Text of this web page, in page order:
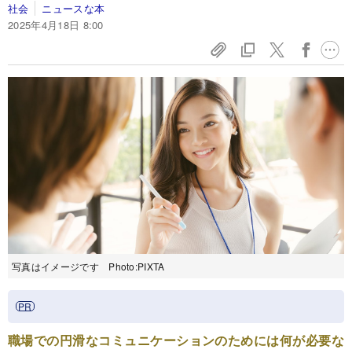
社会
ニュースな本
2025年4月18日 8:00
写真はイメージです Photo:PIXTA
職場での円滑なコミュニケーションのためには何が必要な